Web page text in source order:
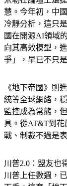
米勒在論壇上還
慧。今年初，中
冷靜分析，這只
國在開源AI領域
向其高效模型，
《地下帝國》則
統等全球網絡，
監控成為常態，
具。從AT&T到花
川普2.0：盟友也